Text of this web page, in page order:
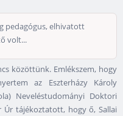
pedagógus, elhivatott
volt...
közöttünk. Emlékszem, hogy
az Eszterházy Károly
Neveléstudományi Doktori
Úr tájékoztatott, hogy ő, Sallai